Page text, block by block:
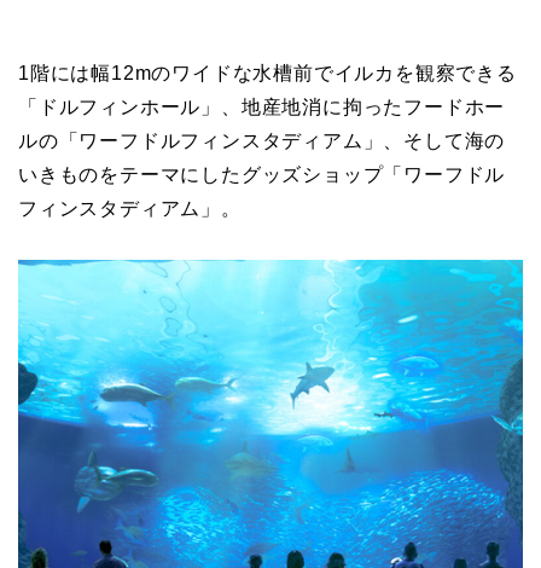
1階には幅12mのワイドな水槽前でイルカを観察できる
「ドルフィンホール」、地産地消に拘ったフードホー
ルの「ワーフドルフィンスタディアム」、そして海の
いきものをテーマにしたグッズショップ「ワーフドル
フィンスタディアム」。